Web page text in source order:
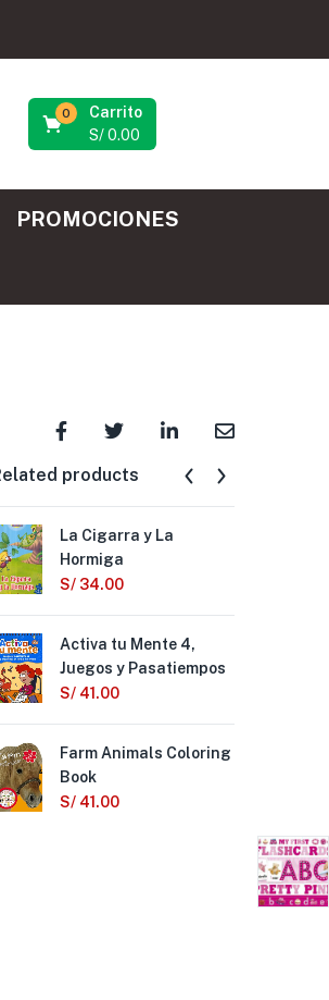
Carrito
0
S/0.00
PROMOCIONES
products
La Cigarra y La
Hormiga
S/ 34.00
Activa tu Mente 4,
Juegos y Pasatiempos
S/ 41.00
Farm Animals Coloring
Book
S/ 41.00